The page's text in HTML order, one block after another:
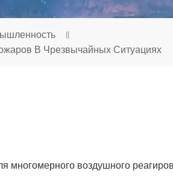
В Чрезвычайных Ситуациях
многомерного воздушного